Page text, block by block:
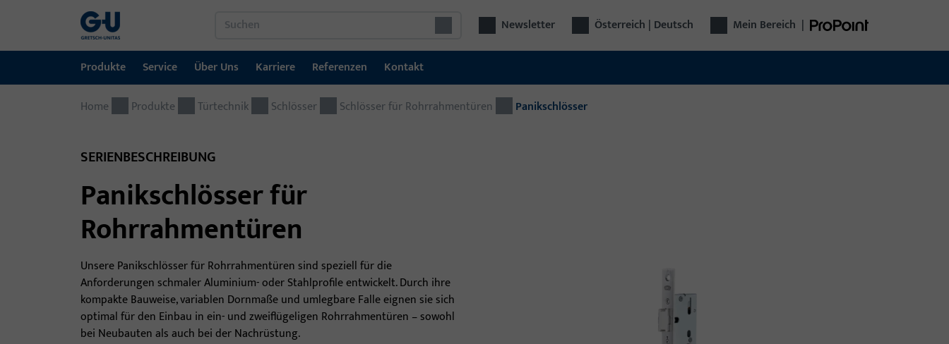
Newsletter Österreich | Deutsch Mein Bereich |
Produkte
Produkte
Automatische Eingangsysteme
Montagematerial
Türtechnik
Türschließer
Türschwellen
Service
Service
Über Uns
Über Uns
Karriere
Karriere
Referenzen
Referenzen
Kontakt
Kontakt
Home Produkte Türtechnik Schlösser Schlösser für Rohrrahmentüren Panikschlösser
SERIENBESCHREIBUNG
Panikschlösser für
Rohrrahmentüren
Unsere Panikschlösser für Rohrrahmentüren sind speziell für die
Anforderungen schmaler Aluminium- oder Stahlprofile entwickelt. Durch ihre
kompakte Bauweise, variablen Dornmaße und umlegbare Falle eignen sie sich
optimal für den Einbau in ein- und zweiflügeligen Rohrrahmentüren – sowohl
bei Neubauten als auch bei der Nachrüstung.